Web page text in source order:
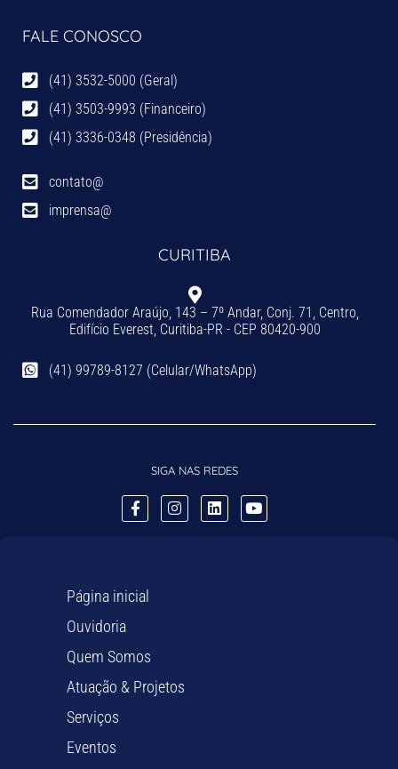
FALE CONOSCO
(41) 3532-5000 (Geral)
(41) 3503-9993 (Financeiro)
(41) 3336-0348 (Presidência)
contato@
imprensa@
CURITIBA
Rua Comendador Araújo, 143 – 7º Andar, Conj. 71, Centro,
Edifício Everest, Curitiba-PR - CEP 80420-900
(41) 99789-8127 (Celular/WhatsApp)
SIGA NAS REDES
Página inicial
Ouvidoria
Quem Somos
Atuação & Projetos
Serviços
Eventos